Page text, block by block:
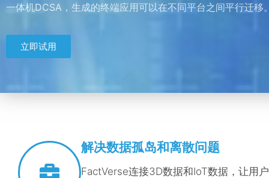
一体机DCSA，生成的终端应用可以在不同平台之间平行迁移
立即试用
解决数据孤岛和离散问题
FactVerse连接3D数据和IoT数据， 让用户